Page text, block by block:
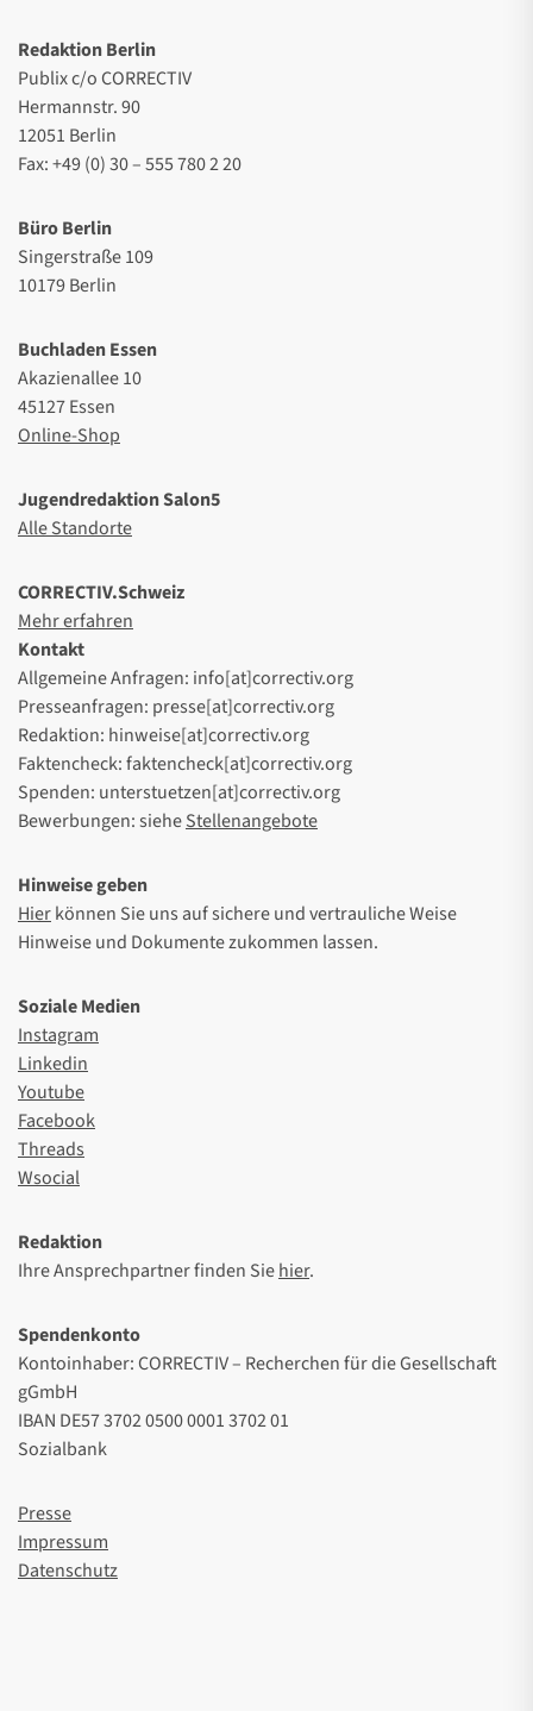
Redaktion Berlin
Publix c/o CORRECTIV
Hermannstr. 90
12051 Berlin
Fax: +49 (0) 30 – 555 780 2 20
Büro Berlin
Singerstraße 109
10179 Berlin
Buchladen Essen
Akazienallee 10
45127 Essen
Online-Shop
Jugendredaktion Salon5
Alle Standorte
CORRECTIV.Schweiz
Mehr erfahren
Kontakt
Allgemeine Anfragen: info[at]correctiv.org
Presseanfragen: presse[at]correctiv.org
Redaktion: hinweise[at]correctiv.org
Faktencheck: faktencheck[at]correctiv.org
Spenden: unterstuetzen[at]correctiv.org
Bewerbungen: sieheStellenangebote
Hinweise geben
Hierkönnen Sie uns auf sichere und vertrauliche Weise
Hinweise und Dokumente zukommen lassen.
Soziale Medien
Instagram
Linkedin
Youtube
Facebook
Threads
Wsocial
Redaktion
Ihre Ansprechpartner finden Siehier.
Spendenkonto
Kontoinhaber: CORRECTIV – Recherchen für die Gesellschaft
gGmbH
IBAN DE57 3702 0500 0001 3702 01
Sozialbank
Presse
Impressum
Datenschutz